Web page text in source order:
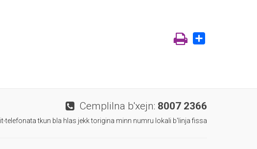
Cemplilna b'xejn: 8007 2366
it-telefonata tkun bla hlas jekk torigina minn numru lokali b'linja fissa